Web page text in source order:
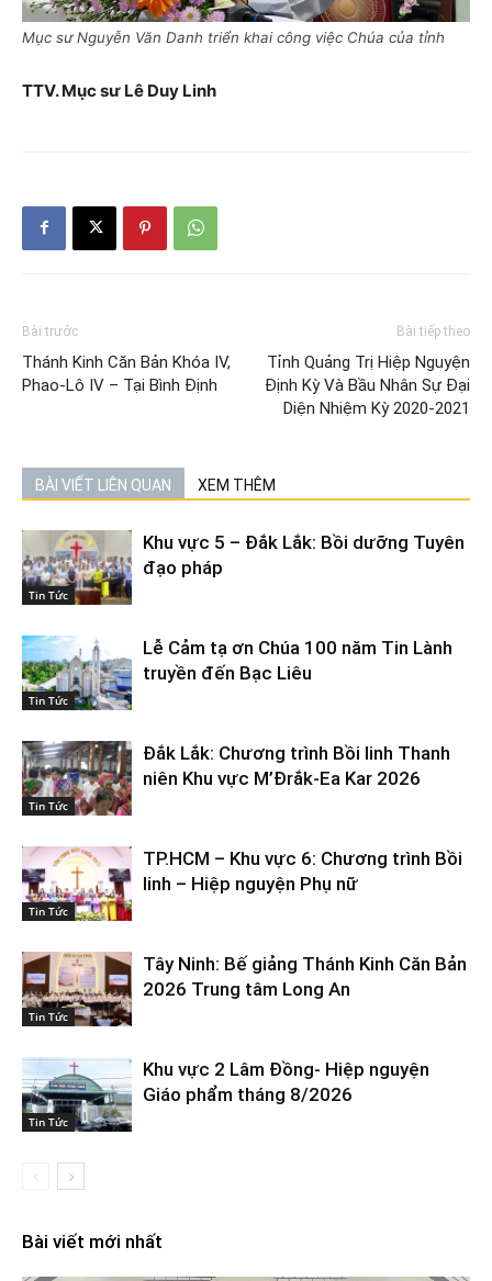
Mục sư Nguyễn Văn Danh triển khai công việc Chúa của tỉnh
TTV. Mục sư Lê Duy Linh
Bài trước
Thánh Kinh Căn Bản Khóa IV,
Phao-Lô IV – Tại Bình Định
Bài tiếp theo
Tỉnh Quảng Trị Hiệp Nguyện
Định Kỳ Và Bầu Nhân Sự Đại
Diện Nhiệm Kỳ 2020-2021
BÀI VIẾT LIÊN QUAN XEM THÊM
Tin Tức
Khu vực 5 – Đắk Lắk: Bồi dưỡng Tuyên
đạo pháp
Tin Tức
Lễ Cảm tạ ơn Chúa 100 năm Tin Lành
truyền đến Bạc Liêu
Tin Tức
Đắk Lắk: Chương trình Bồi linh Thanh
niên Khu vực M’Đrắk-Ea Kar 2026
Tin Tức
TP.HCM – Khu vực 6: Chương trình Bồi
linh – Hiệp nguyện Phụ nữ
Tin Tức
Tây Ninh: Bế giảng Thánh Kinh Căn Bản
2026 Trung tâm Long An
Tin Tức
Khu vực 2 Lâm Đồng- Hiệp nguyện
Giáo phẩm tháng 8/2026
Bài viết mới nhất